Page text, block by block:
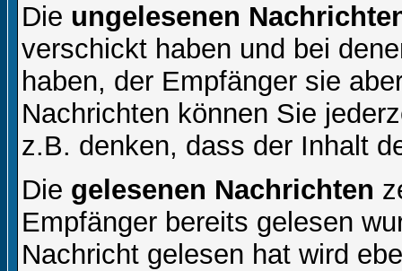
Die ungelesenen
verschickt haben und bei
haben, der Empfänger sie
Nachrichten können Sie
z.B. denken, dass der Inhalt
Die gelesenen Nachrichten
Empfänger bereits gelesen
Nachricht gelesen hat wird